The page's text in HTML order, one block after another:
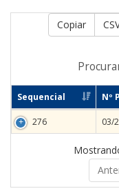
Copiar
Sequencial Nº
276 03/